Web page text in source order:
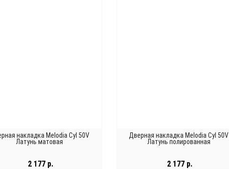
накладка Melodia Cyl 50V
Латунь матовая
2 177 р.
Дверная накладка Melodia Cyl 50V
Латунь полированная
2 177 р.